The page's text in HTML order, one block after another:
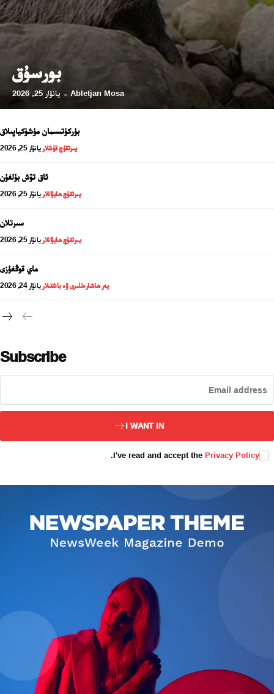
تور بېكىتىمىز
بىز كىم؟
بورسۇق
Abletjan Mosa
- يانۋار 25, 2026
بۈركۈتسىمان مۈشۈكياپىلاق
يىرتقۇچ قۇشلار يانۋار 25, 2026
ئاق تۆش بۇلغۇن
يىرتقۇچ ھايۋانلار يانۋار 25, 2026
سىرتلان
يىرتقۇچ ھايۋانلار يانۋار 25, 2026
ماي قوڭغۇزى
يەر ھاشارەتلىرى ۋە باشقىلار يانۋار 24, 2026
Subscribe
I WANT IN
I've read and accept the Privacy Policy
.